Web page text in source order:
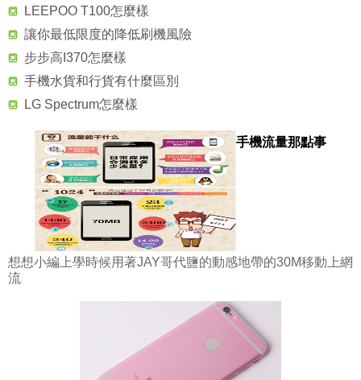
LEEPOO T100怎麼樣
讓你最低限度的降低刷機風險
步步高I370怎麼樣
手機水貨和行貨有什麼區別
LG Spectrum怎麼樣
手機流量那點事
想想小編上學時候用著JAY哥代鹽的動感地帶的30M移動上網
流